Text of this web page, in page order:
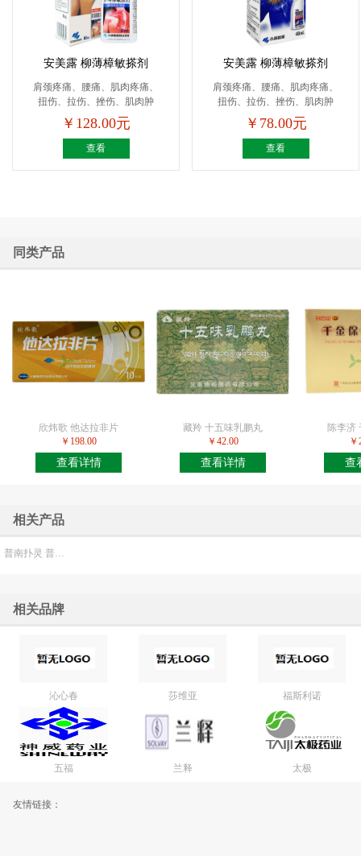
安美露 柳薄樟敏搽剂
肩颈疼痛、腰痛、肌肉疼痛、
扭伤、拉伤、挫伤、肌肉肿
痛、...
￥128.00元
查看
安美露 柳薄樟敏搽剂
肩颈疼痛、腰痛、肌肉疼痛、
扭伤、拉伤、挫伤、肌肉肿
痛、...
￥78.00元
查看
同类产品
欣炜歌 他达拉非片
￥198.00
查看详情
藏羚 十五味乳鹏丸
￥42.00
查看详情
陈李济
查
相关产品
相关品牌
沁心春 莎维亚 福斯利诺
五福 兰释 太极
友情链接：